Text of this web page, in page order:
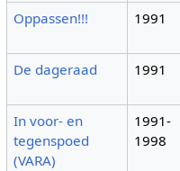
Oppassen!!! 1991
De dageraad 1991
In voor- en
tegenspoed
(VARA)
1991-
1998